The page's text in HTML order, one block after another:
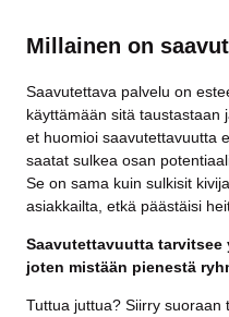
Millainen on
Saavutettava palvelu on
käyttämään sitä taustastaan
et huomioi saavutettavuutta
saatat sulkea osan
Se on sama kuin sulkisit
asiakkailta, etkä päästäisi
Saavutettavuutta tarvitsee
joten mistään pienestä
Tuttua juttua? Siirry suoraan